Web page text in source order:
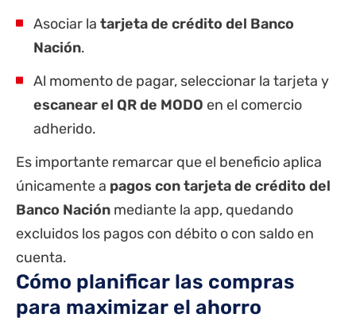
Asociar la tarjeta de crédito del Banco
Nación.
Al momento de pagar, seleccionar la tarjeta y
escanear el QR de MODO en el comercio
adherido.
Es importante remarcar que el beneficio aplica
únicamente a pagos con tarjeta de crédito del
Banco Nación mediante la app, quedando
excluidos los pagos con débito o con saldo en
cuenta.
Cómo planificar las compras
para maximizar el ahorro